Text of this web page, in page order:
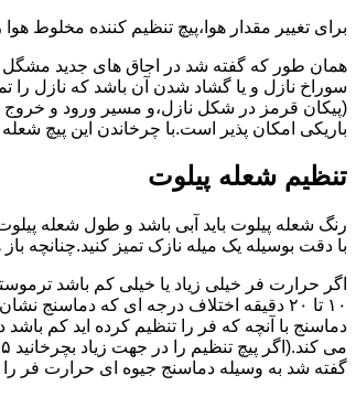
برای تغییر مقدار هوا،پیچ تنظیم کننده مخلوط
همان طور که گفته شد در اجاق های جدید مشگل
سوراخ نازل و یا گشاد شدن آن باشد که نازل را
(پیکان قرمز در شکل نازل،و مسیر ورود و
باریکی امکان پذیر است.با چرخاندن این پیچ
تنظیم شعله پیلوت
با دقت بوسیله یک میله نازک تمیز کنید.چنانچه
گفته شد به وسیله دماسنج جیوه ای حرارت فر را